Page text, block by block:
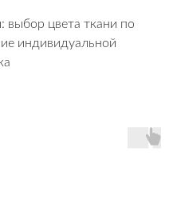
выбор цвета ткани по
индивидуальной